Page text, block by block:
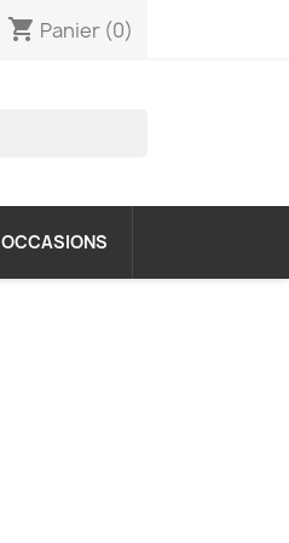
shopping_cart Panier (0)
OCCASIONS